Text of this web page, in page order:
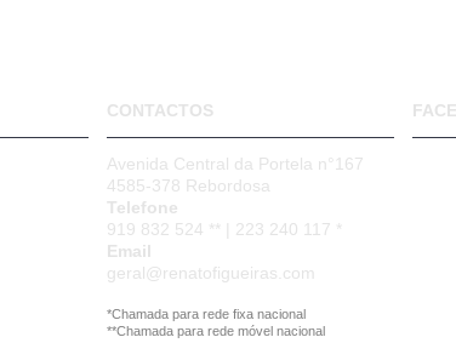
CONTACTOS
Avenida Central da Portela n°167
4585-378 Rebordosa
Telefone
919 832 524 ** | 223 240 117 *
Email
geral@renatofigueiras.com
*Chamada para rede fixa nacional
**Chamada para rede móvel nacional